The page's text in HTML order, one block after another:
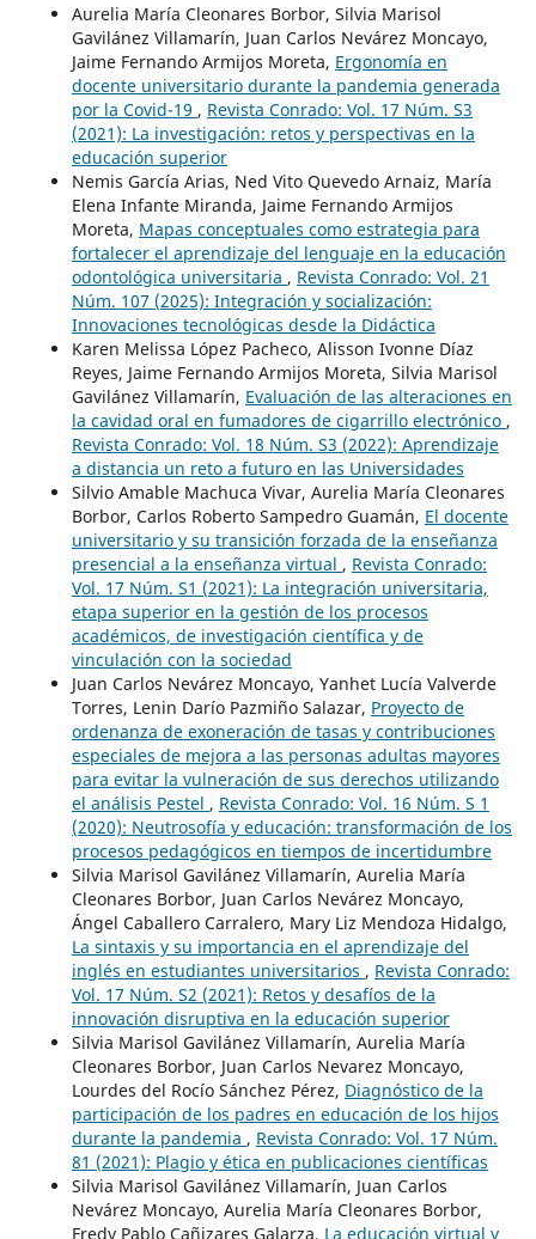
Aurelia María Cleonares Borbor, Silvia Marisol
Gavilánez Villamarín, Juan Carlos Nevárez Moncayo,
Jaime Fernando Armijos Moreta, Ergonomía en
docente universitario durante la pandemia generada
por la Covid-19 , Revista Conrado: Vol. 17 Núm. S3
(2021): La investigación: retos y perspectivas en la
educación superior
Nemis García Arias, Ned Vito Quevedo Arnaiz, María
Elena Infante Miranda, Jaime Fernando Armijos
Moreta, Mapas conceptuales como estrategia para
fortalecer el aprendizaje del lenguaje en la educación
odontológica universitaria , Revista Conrado: Vol. 21
Núm. 107 (2025): Integración y socialización:
Innovaciones tecnológicas desde la Didáctica
Karen Melissa López Pacheco, Alisson Ivonne Díaz
Reyes, Jaime Fernando Armijos Moreta, Silvia Marisol
Gavilánez Villamarín, Evaluación de las alteraciones en
la cavidad oral en fumadores de cigarrillo electrónico ,
Revista Conrado: Vol. 18 Núm. S3 (2022): Aprendizaje
a distancia un reto a futuro en las Universidades
Silvio Amable Machuca Vivar, Aurelia María Cleonares
Borbor, Carlos Roberto Sampedro Guamán, El docente
universitario y su transición forzada de la enseñanza
presencial a la enseñanza virtual , Revista Conrado:
Vol. 17 Núm. S1 (2021): La integración universitaria,
etapa superior en la gestión de los procesos
académicos, de investigación científica y de
vinculación con la sociedad
Juan Carlos Nevárez Moncayo, Yanhet Lucía Valverde
Torres, Lenin Darío Pazmiño Salazar, Proyecto de
ordenanza de exoneración de tasas y contribuciones
especiales de mejora a las personas adultas mayores
para evitar la vulneración de sus derechos utilizando
el análisis Pestel , Revista Conrado: Vol. 16 Núm. S 1
(2020): Neutrosofía y educación: transformación de los
procesos pedagógicos en tiempos de incertidumbre
Silvia Marisol Gavilánez Villamarín, Aurelia María
Cleonares Borbor, Juan Carlos Nevárez Moncayo,
Ángel Caballero Carralero, Mary Liz Mendoza Hidalgo,
La sintaxis y su importancia en el aprendizaje del
inglés en estudiantes universitarios , Revista Conrado:
Vol. 17 Núm. S2 (2021): Retos y desafíos de la
innovación disruptiva en la educación superior
Silvia Marisol Gavilánez Villamarín, Aurelia María
Cleonares Borbor, Juan Carlos Nevarez Moncayo,
Lourdes del Rocío Sánchez Pérez, Diagnóstico de la
participación de los padres en educación de los hijos
durante la pandemia , Revista Conrado: Vol. 17 Núm.
81 (2021): Plagio y ética en publicaciones científicas
Silvia Marisol Gavilánez Villamarín, Juan Carlos
Nevárez Moncayo, Aurelia María Cleonares Borbor,
Fredy Pablo Cañizares Galarza, La educación virtual y